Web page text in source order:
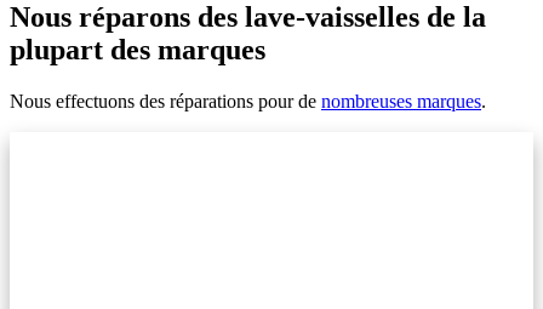
Nous réparons des lave-vaisselles de la
plupart des marques
Nous effectuons des réparations pour de nombreuses marques.